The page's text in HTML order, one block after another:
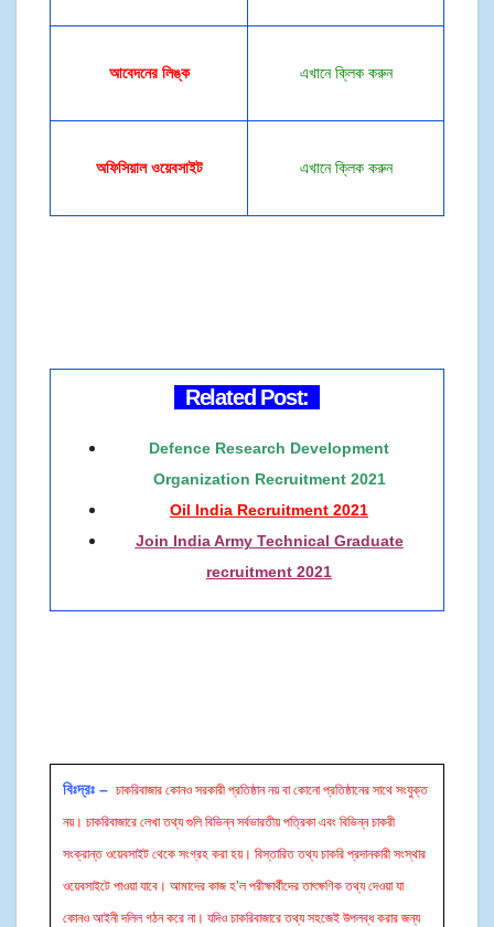
আবেদনের লিঙ্ক এখানে ক্লিক করুন
অফিসিয়াল ওয়েবসাইট এখানে ক্লিক করুন
Related Post:
Defence Research Development
Organization Recruitment 2021
Oil India Recruitment 2021
Join India Army Technical Graduate
recruitment 2021
বিঃদ্রঃ – চাকরিবাজার কোনও সরকারী প্রতিষ্ঠান নয় বা কোনো প্রতিষ্ঠানের সাথে সংযুক্ত
নয়। চাকরিবাজারে লেখা তথ্য গুলি বিভিন্ন সর্বভারতীয় পত্রিকা এবং বিভিন্ন চাকরী
সংক্রান্ত ওয়েবসাইট থেকে সংগ্রহ করা হয়। বিস্তারিত তথ্য চাকরি প্রদানকারী সংস্থার
ওয়েবসাইটে পাওয়া যাবে। আমাদের কাজ হ’ল পরীক্ষার্থীদের তাৎক্ষণিক তথ্য দেওয়া যা
কোনও আইনী দলিল গঠন করে না। যদিও চাকরিবাজারে তথ্য সহজেই উপলব্ধ করার জন্য